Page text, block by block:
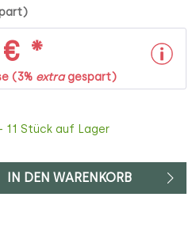
€ *
(3% extragespart)
11 Stück auf Lager
IN DEN WARENKORB